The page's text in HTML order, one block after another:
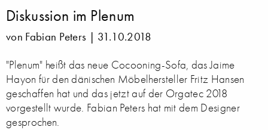
Diskussion im Plenum
von Fabian Peters | 31.10.2018
"Plenum" heißt das neue Cocooning-Sofa, das Jaime
Hayon für den dänischen Möbelhersteller Fritz Hansen
geschaffen hat und das jetzt auf der Orgatec 2018
vorgestellt wurde. Fabian Peters hat mit dem Designer
gesprochen.